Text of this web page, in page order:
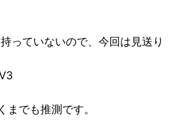
っていないので、今回は見送り
でも推測です。